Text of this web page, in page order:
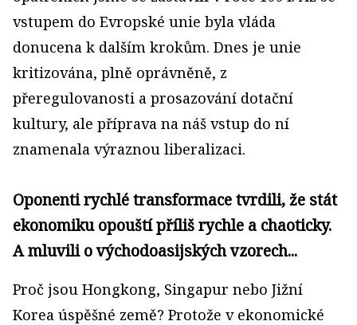
vstupem do Evropské unie byla vláda
donucena k dalším krokům. Dnes je unie
kritizována, plně oprávněně, z
přeregulovanosti a prosazování dotační
kultury, ale příprava na náš vstup do ní
znamenala výraznou liberalizaci.
Oponenti rychlé transformace tvrdili, že stát
ekonomiku opouští příliš rychle a chaoticky.
A mluvili o východoasijských vzorech...
Proč jsou Hongkong, Singapur nebo Jižní
Korea úspěšné země? Protože v ekonomické